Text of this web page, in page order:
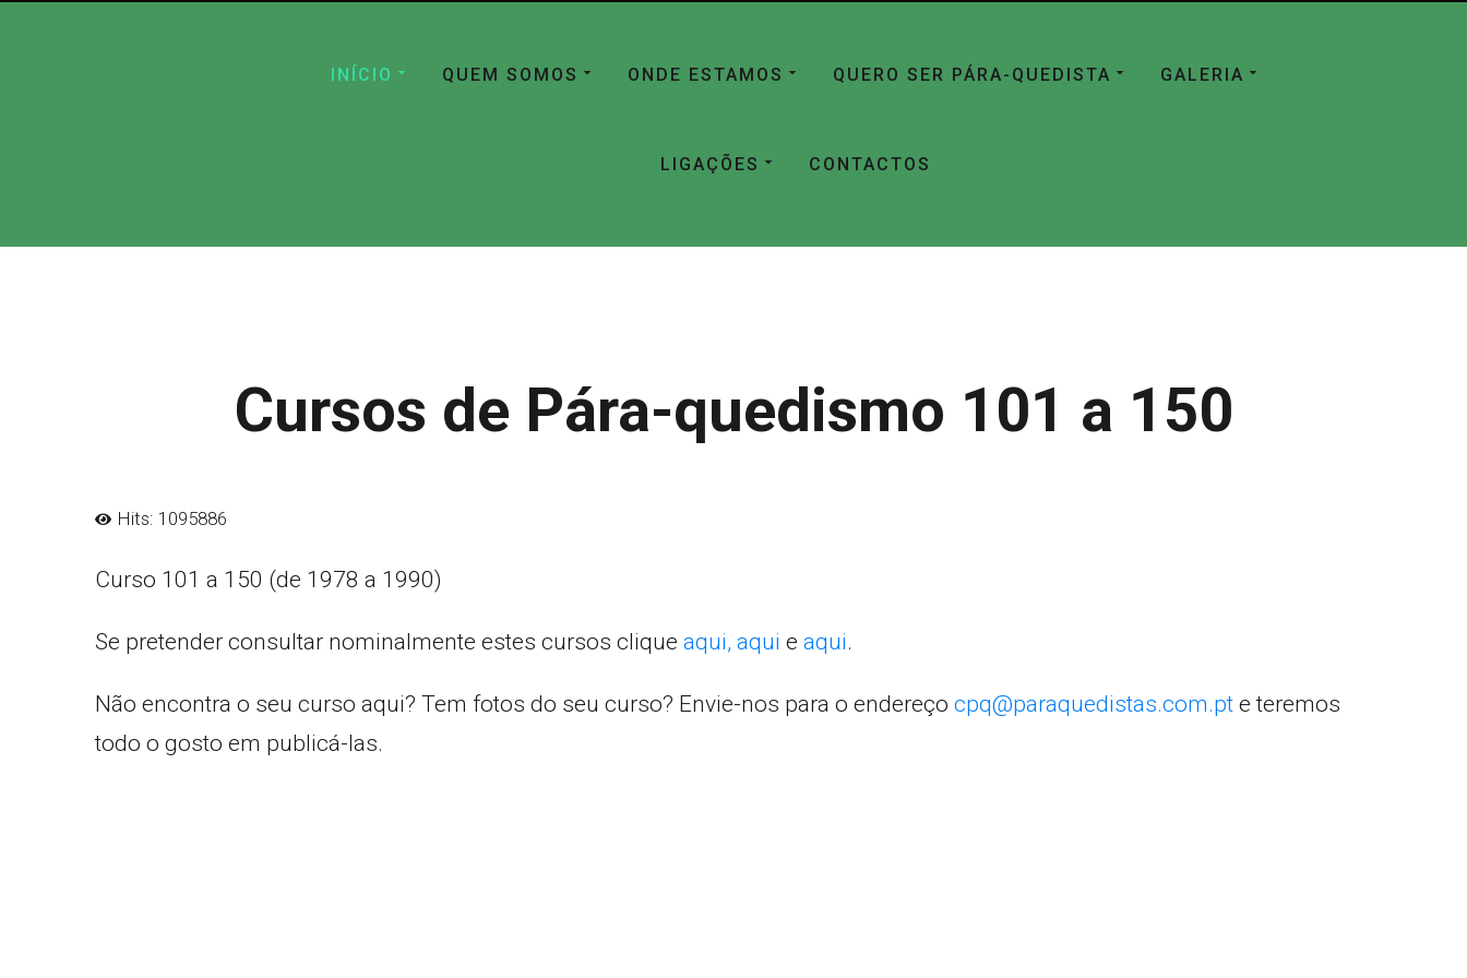
INÍCIO QUEM SOMOS ONDE ESTAMOS QUERO SER PÁRA-QUEDISTA GALERIA
LIGAÇÕES CONTACTOS
Cursos de Pára-quedismo 101 a 150
Hits: 1095886
Curso 101 a 150 (de 1978 a 1990)
Se pretender consultar nominalmente estes cursos clique aqui, aqui e aqui.
Não encontra o seu curso aqui? Tem fotos do seu curso? Envie-nos para o endereço cpq@paraquedistas.com.pt e teremos
todo o gosto em publicá-las.